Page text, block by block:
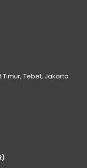
Timur, Tebet, Jakarta